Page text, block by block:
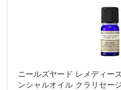
ニールズヤード レメディー
ンシャルオイル クラリセー